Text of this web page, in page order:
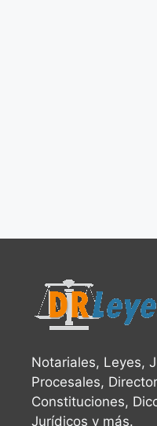
Notariales, Leyes,
Procesales,
Constituciones,
Jurídicos y más.